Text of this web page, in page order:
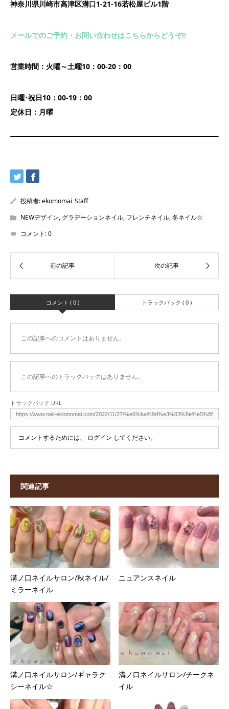
神奈川県川崎市高津区溝口1-21-16若松屋ビル1階
メールでのご予約・お問い合わせはこちらからどうぞ!!
営業時間：火曜～土曜10：00-20：00
日曜･祝日10：00-19：00
定休日：月曜
投稿者:ekomomai_Staff
NEWデザイン, グラデーションネイル, フレンチネイル,冬ネイル☆
コメント:0
コメント ( 0 ) トラックバック ( 0 )
この記事へのコメントはありません。
この記事へのトラックバックはありません。
トラックバック URL
コメントするためには、 ログイン してください。
関連記事
溝ノ口ネイルサロン/秋ネイル/
ミラーネイル
ニュアンスネイル
溝ノ口ネイルサロン/ギャラク
シーネイル☆
溝ノ口ネイルサロン/チークネ
イル